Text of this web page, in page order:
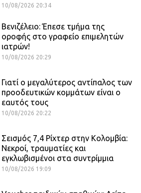
10/08/2026 20:34
Βενιζέλειο: Έπεσε τμήμα της
οροφής στο γραφείο επιμελητών
ιατρών!
10/08/2026 20:29
Γιατί ο μεγαλύτερος αντίπαλος των
προοδευτικών κομμάτων είναι ο
εαυτός τους
10/08/2026 20:22
Σεισμός 7,4 Ρίχτερ στην Κολομβία:
Νεκροί, τραυματίες και
εγκλωβισμένοι στα συντρίμμια
10/08/2026 19:09